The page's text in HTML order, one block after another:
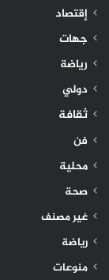
إقتصاد
جهات
رياضة
دولي
ثقافة
فن
محلية
صحة
غير مصنف
رياضة
منوعات